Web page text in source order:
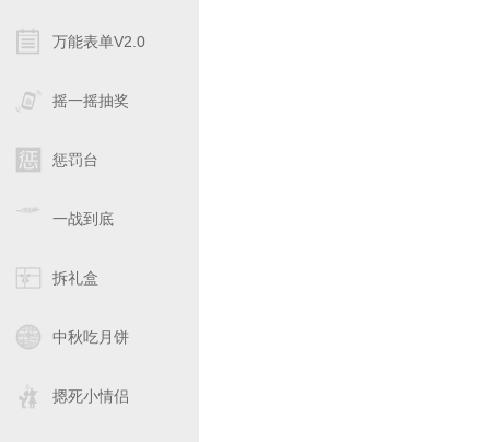
万能表单V2.0
摇一摇抽奖
惩罚台
一战到底
拆礼盒
中秋吃月饼
摁死小情侣